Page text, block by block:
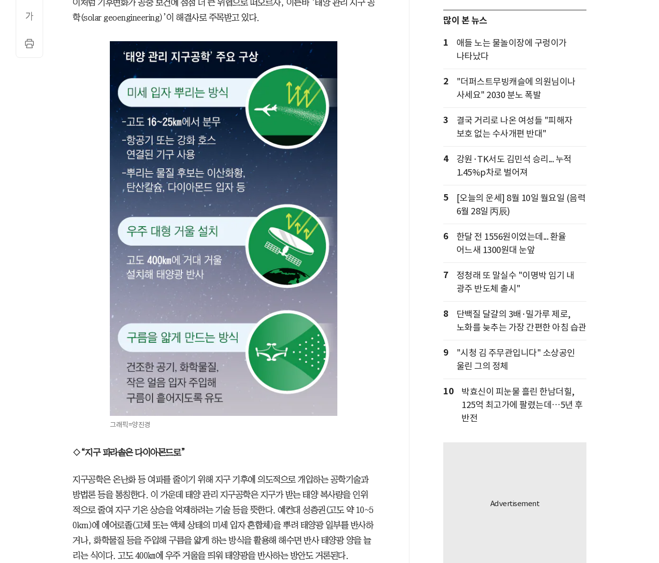
이처럼 기후변화가 공중 보건에 점점 더 큰 위협으로 떠오르자, 이른바 ‘태양 관리 지구 공
학(solar geoengineering)’이 해결사로 주목받고 있다.
그래픽=양진경
◇“지구 파라솔은 다이아몬드로”
지구공학은 온난화 등 여파를 줄이기 위해 지구 기후에 의도적으로 개입하는 공학기술과
방법론 등을 통칭한다. 이 가운데 태양 관리 지구공학은 지구가 받는 태양 복사량을 인위
적으로 줄여 지구 기온 상승을 억제하려는 기술 등을 뜻한다. 예컨대 성층권(고도 약 10~5
0km)에 에어로졸(고체 또는 액체 상태의 미세 입자 혼합체)을 뿌려 태양광 일부를 반사하
거나, 화학물질 등을 주입해 구름을 얇게 하는 방식을 활용해 해수면 반사 태양광 양을 늘
리는 식이다. 고도 400㎞에 우주 거울을 띄워 태양광을 반사하는 방안도 거론된다.
많이 본 뉴스
1
애들 노는 물놀이장에 구렁이가
나타났다
2
"더퍼스트무빙캐슬에 의원님이나
사세요" 2030 분노 폭발
3
결국 거리로 나온 여성들 "피해자
보호 없는 수사개편 반대"
4
강원·TK서도 김민석 승리... 누적
1.45%p차로 벌어져
5
[오늘의 운세] 8월 10일 월요일 (음력
6월 28일 丙辰)
6
한달 전 1556원이었는데... 환율
어느새 1300원대 눈앞
7
정청래 또 말실수 "이명박 임기 내
광주 반도체 출시"
8
단백질 달걀의 3배·밀가루 제로,
노화를 늦추는 가장 간편한 아침 습관
9
"시청 김 주무관입니다" 소상공인
울린 그의 정체
10
박효신이 피눈물 흘린 한남더힐,
125억 최고가에 팔렸는데…5년 후
반전